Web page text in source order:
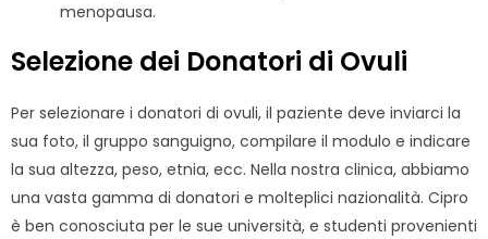
menopausa.
Selezione dei Donatori di Ovuli
Per selezionare i donatori di ovuli, il paziente deve inviarci la
sua foto, il gruppo sanguigno, compilare il modulo e indicare
la sua altezza, peso, etnia, ecc. Nella nostra clinica, abbiamo
una vasta gamma di donatori e molteplici nazionalità. Cipro
è ben conosciuta per le sue università, e studenti provenienti